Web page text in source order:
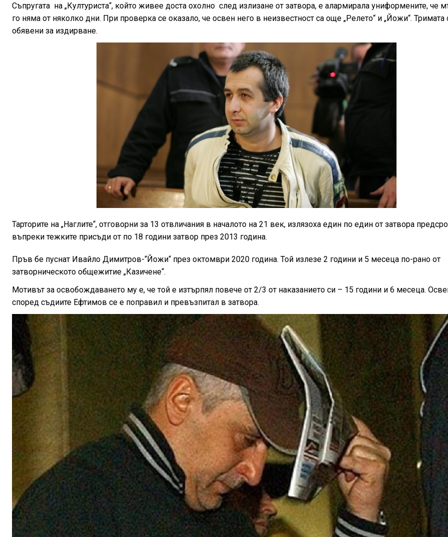
Съпругата на „Културиста“, който живее доста охолно след излизане от затвора, е алармирала униформените, че
го няма от няколко дни. При проверка се оказало, че освен него в неизвестност са още „Релето“ и „Йожи“. Тримата
обявени за издирване.
Тарторите на „Наглите“, отговорни за 13 отвличания в началото на 21 век, излязоха един по един от затвора
въпреки тежките присъди от по 18 години затвор през 2013 година.
Пръв бе пуснат Ивайло Димитров-“Йожи“ през октомври 2020 година. Той излезе 2 години и 5 месеца по-рано от
затворническото общежитие „Казичене“.
Мотивът за освобождаването му е, че той е изтърпял повече от 2/3 от наказанието си – 15 години и 6 месеца.
според съдиите Ефтимов се е поправил и превъзпитал в затвора.